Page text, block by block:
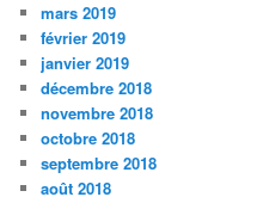
mars 2019
février 2019
janvier 2019
décembre 2018
novembre 2018
octobre 2018
septembre 2018
août 2018